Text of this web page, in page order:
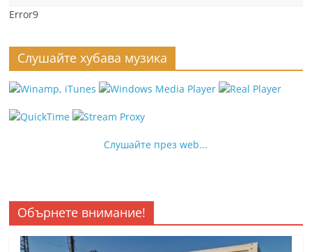
Error9
Слушайте хубава музика
Слушайте през web...
Обърнете внимание!